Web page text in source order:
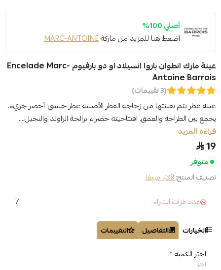
أصلي 100%
اضغط هنا للمزيد من ماركةMARC-ANTOINE
عينة مارك انطوان باروا انسيلاد او دو بارفيوم Encelade Marc-
Antoine Barrois
(3 تقييمات)
عينه عطر يتم تعبئتها من زجاجه العطر الأصليه عطر خشبي-أخضر جريء،
يجمع بين الطزاجة والعمق. افتتاحيته خضراء برائحة الراوند والنجيل،...
قراءة المزيد
19
متوفر
تصنيف المنتج:الأكثر مبيعًا
عدد مرات الشراء
7
الخيارات التفاصيل
التقييمات
اختر الكميه*
اختر